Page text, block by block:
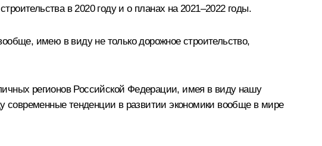
в 2020 году и о планах на 2021–2022 годы.
имею в виду не только дорожное строительство,
регионов Российской Федерации, имея в виду нашу
современные тенденции в развитии экономики вообще в мире